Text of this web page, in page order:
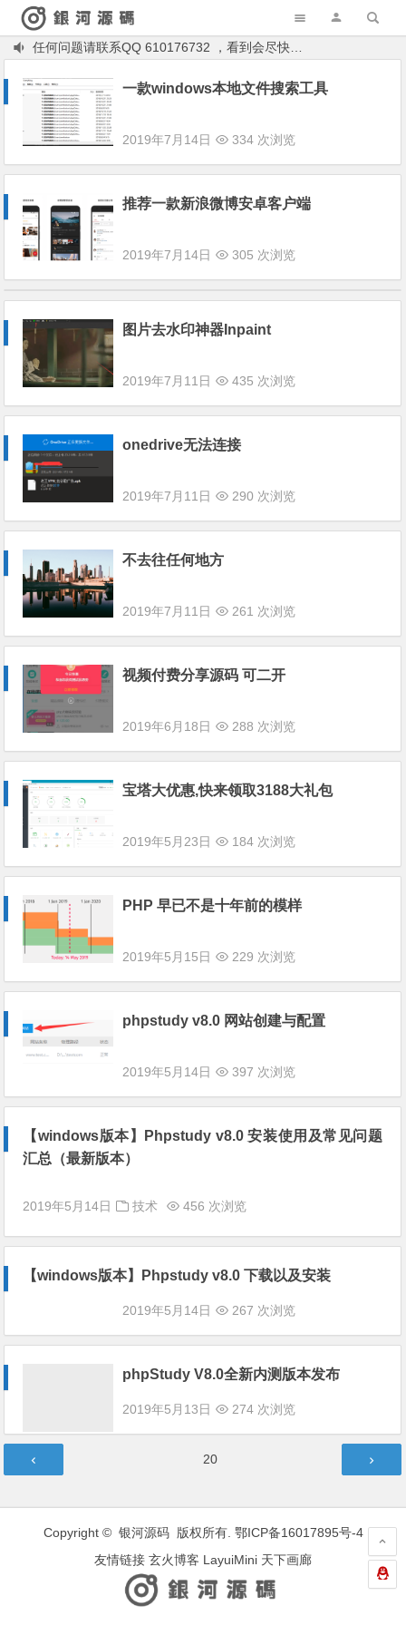
一款windows本地文件搜索工具
2019年7月14日 334 次浏览
推荐一款新浪微博安卓客户端
2019年7月14日 305 次浏览
图片去水印神器Inpaint
2019年7月11日 435 次浏览
onedrive无法连接
2019年7月11日 290 次浏览
不去往任何地方
2019年7月11日 261 次浏览
视频付费分享源码 可二开
2019年6月18日 288 次浏览
宝塔大优惠,快来领取3188大礼包
2019年5月23日 184 次浏览
PHP 早已不是十年前的模样
2019年5月15日 229 次浏览
phpstudy v8.0 网站创建与配置
2019年5月14日 397 次浏览
【windows版本】Phpstudy v8.0 安装使用及常见问题
汇总（最新版本）
2019年5月14日 技术 456 次浏览
【windows版本】Phpstudy v8.0 下载以及安装
2019年5月14日 267 次浏览
phpStudy V8.0全新内测版本发布
2019年5月13日 274 次浏览
章
20
Copyright © 银河源码 版权所有. 鄂ICP备16017895号-4
友情链接 玄火博客 LayuiMini 天下画廊